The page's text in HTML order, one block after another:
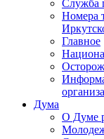
Служба
Номера
Главное
Дума
О Думе